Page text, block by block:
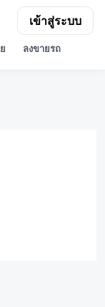
ลงขายรถ
เข้าสู่ระบบ